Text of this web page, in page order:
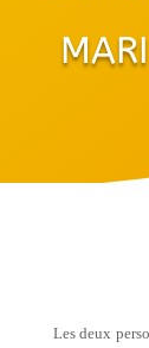
Les deux